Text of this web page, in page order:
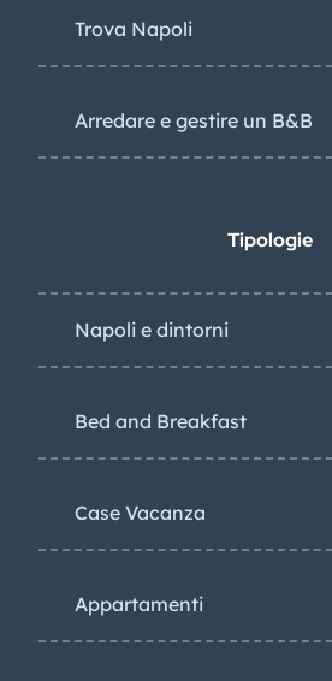
Trova Napoli
Arredare e gestire un B&B
Tipologie
Napoli e dintorni
Bed and Breakfast
Case Vacanza
Appartamenti